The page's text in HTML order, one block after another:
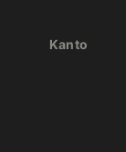
Kanto